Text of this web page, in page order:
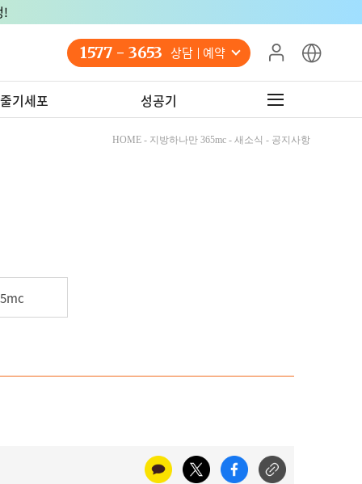
!
1577 - 3653 상담 예약
기세포 성공기
HOME - 지방하나만 365mc - 새소식 - 공지사항